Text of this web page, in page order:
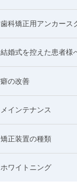
歯科矯正用アンカース
結婚式を控えた患者様
癖の改善
メインテナンス
矯正装置の種類
ホワイトニング